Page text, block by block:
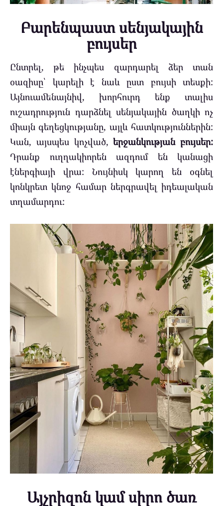
Բարենպաստ սենյակային
բույսեր
Ընտրել, թե ինչպես զարդարել ձեր տան
օազիսը՝ կարելի է նաև ըստ բույսի տեսքի:
Այնուամենայնիվ, խորհուրդ ենք տալիս
ուշադրություն դարձնել սենյակային ծաղկի ոչ
միայն գեղեցկությանը, այլև հատկություններին:
Կան, այսպես կոչված,երջանկության բույսեր:
Դրանք ուղղակիորեն ազդում են կանացի
էներգիայի վրա: Նույնիսկ կարող են օգնել
կոնկրետ կնոջ համար ներգրավել իդեալական
տղամարդու:
Այչրիզոն կամ սիրո ծառ